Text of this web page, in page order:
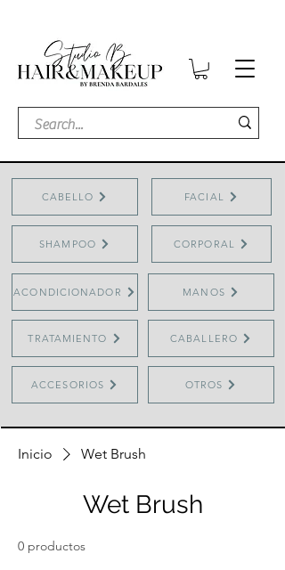
CABELLO
SHAMPOO
FACIAL
CORPORAL
ACONDICIONADOR MANOS
TRATAMIENTO CABALLERO
ACCESORIOS OTROS
Inicio Wet Brush
Wet Brush
0 productos